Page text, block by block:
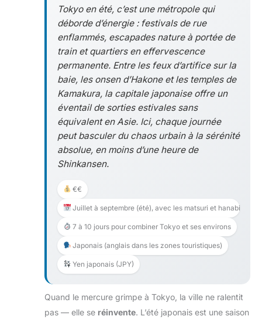
Tokyo en été, c’est une métropole qui
déborde d’énergie : festivals de rue
enflammés, escapades nature à portée de
train et quartiers en effervescence
permanente. Entre les feux d’artifice sur la
baie, les onsen d’Hakone et les temples de
Kamakura, la capitale japonaise offre un
éventail de sorties estivales sans
équivalent en Asie. Ici, chaque journée
peut basculer du chaos urbain à la sérénité
absolue, en moins d’une heure de
Shinkansen.
€€
Juillet à septembre (été), avec les matsuri et hanabi
7 à 10 jours pour combiner Tokyo et ses environs
Japonais (anglais dans les zones touristiques)
Yen japonais (JPY)
Quand le mercure grimpe à Tokyo, la ville ne ralentit
pas — elle se réinvente. L’été japonais est une saison